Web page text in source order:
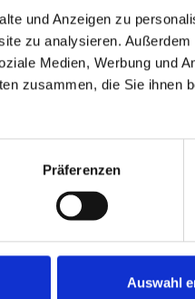
und Anzeigen zu
zu analysieren.
Medien, Werbung und
zusammen, die Sie ihnen
Präferenzen
Auswahl
183,80 kWh /